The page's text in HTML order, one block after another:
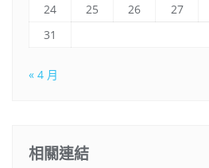
24
25 26 27
31
« 4 月
相關連結